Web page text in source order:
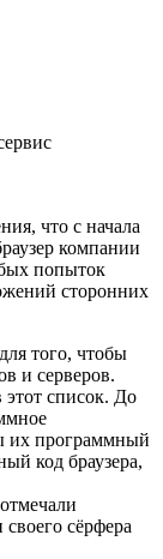
что с начала
компании
попыток
сторонних
того, чтобы
и серверов.
список. До
их программный
код браузера,
сёрфера